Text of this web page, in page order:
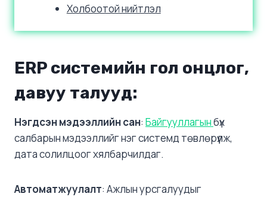
Холбоотой нийтлэл
ERP системийн гол онцлог,
давуу талууд:
Нэгдсэн мэдээллийн сан: Байгууллагынбүх
салбарын мэдээллийг нэг системд төвлөрүүлж,
дата солилцоог хялбарчилдаг.
Автоматжуулалт: Ажлын урсгалуудыг